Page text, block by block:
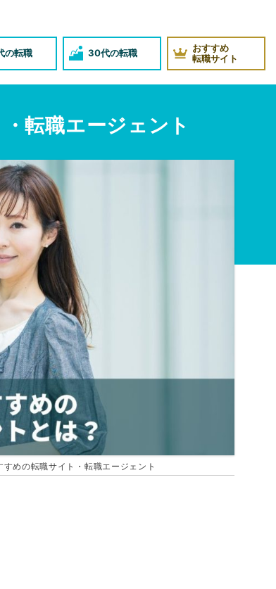
の転職 30代の転職
おすすめ
転職サイト
転職エージェント
すめの転職サイト・転職エージェント